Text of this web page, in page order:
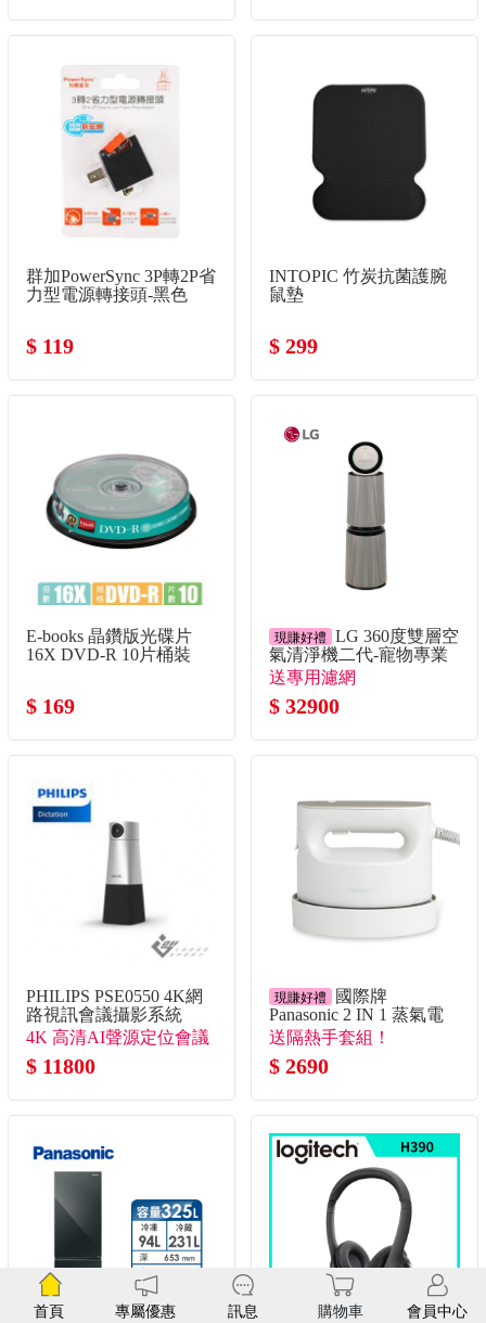
群加PowerSync 3P轉2P省
力型電源轉接頭-黑色
$ 119
INTOPIC 竹炭抗菌護腕
鼠墊
$ 299
E-books 晶鑽版光碟片
16X DVD-R 10片桶裝
$ 169
現賺好禮
LG 360度雙層空
氣清淨機二代-寵物專業
版
送專用濾網
$ 32900
PHILIPS PSE0550 4K網
路視訊會議攝影系統
4K 高清AI聲源定位會議
神器
$ 11800
現賺好禮
國際牌
Panasonic 2 IN 1 蒸氣電
熨斗(米白色)
送隔熱手套組！
$ 2690
首頁 專屬優惠 訊息 購物車 會員中心